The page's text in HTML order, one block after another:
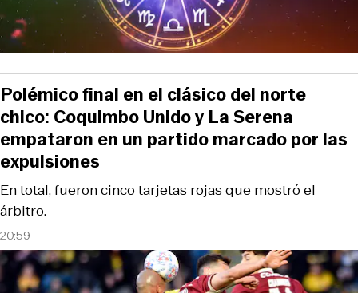
20:59
En total, fueron cinco tarjetas rojas que mostró el
árbitro.
Polémico final en el clásico del norte
chico: Coquimbo Unido y La Serena
empataron en un partido marcado por las
expulsiones